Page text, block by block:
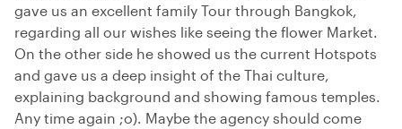
gave us an excellent family Tour through Bangkok,
regarding all our wishes like seeing the flower Market.
On the other side he showed us the current Hotspots
and gave us a deep insight of the Thai culture,
explaining background and showing famous temples.
Any time again ;o). Maybe the agency should come